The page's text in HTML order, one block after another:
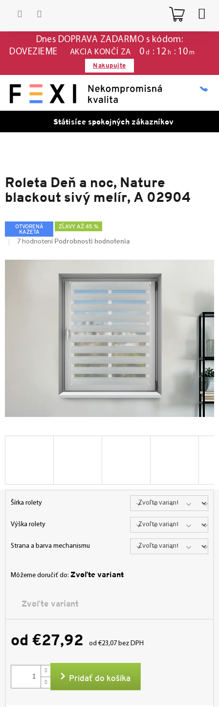
Dnes DOPRAVA ZADARMO s kódom:
DOVEZIEME
AKCIA KONČÍ ZA 0 d 12 h 10 m
Nakupujte
Státisíce spokojných zákazníkov
Roleta Deň a noc, Nature
blackout sivý melír, A 02904
OTVORENÁ
KAZETA
ZĽAVY AŽ 45 %
7 hodnotení Podrobnosti hodnotenia
od €27,92 od €23,07 bez DPH
cena:
Šírka rolety
Výška rolety
Strana a barva mechanismu
Môžeme doručiť do: Zvoľte variant
Zvoľte variant
Pridať do košíka